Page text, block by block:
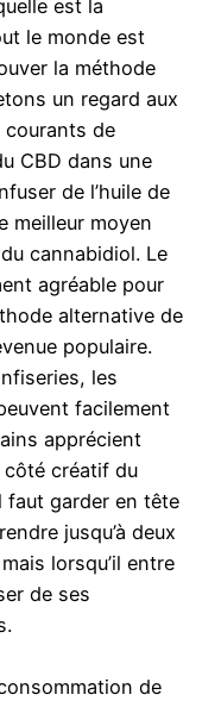
est la
le monde est
la méthode
un regard aux
de
CBD dans une
de l’huile de
meilleur moyen
cannabidiol. Le
agréable pour
alternative de
populaire.
les
facilement
apprécient
côté créatif du
faut garder en tête
jusqu’à deux
lorsqu’il entre
de ses
de